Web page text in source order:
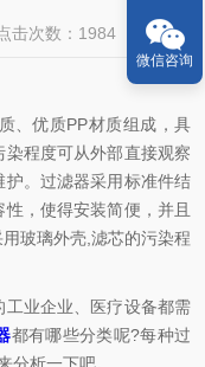
击次数：1984
、优质PP材质组成，具
程度可从外部直接观察
。过滤器采用标准件结
，使得安装简便，并且
玻璃外壳,滤芯的污染程
业企业、医疗设备都需
都有哪些分类呢?每种过
微信咨询